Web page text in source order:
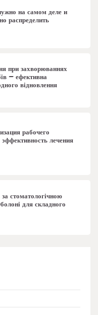
на самом деле и
распределить
при захворюваннях
– ефективна
відновлення
рабочего
лечения
стоматологічною
для складного